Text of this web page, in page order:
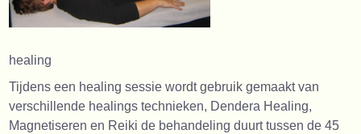
healing
Tijdens een healing sessie wordt gebruik gemaakt van
verschillende healings technieken, Dendera Healing,
Magnetiseren en Reiki de behandeling duurt tussen de 45